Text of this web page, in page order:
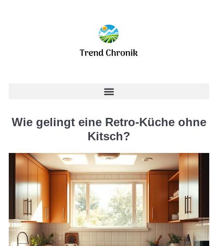
Wie gelingt eine Retro-Küche ohne
Kitsch?